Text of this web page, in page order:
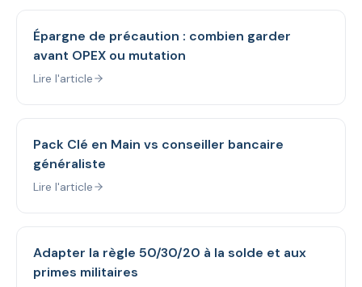
Épargne de précaution : combien garder
avant OPEX ou mutation
Lire l'article
Pack Clé en Main vs conseiller bancaire
généraliste
Lire l'article
Adapter la règle 50/30/20 à la solde et aux
primes militaires